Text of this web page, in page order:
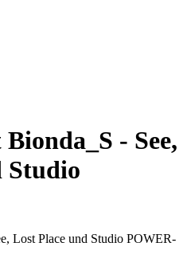
- See,
Studio